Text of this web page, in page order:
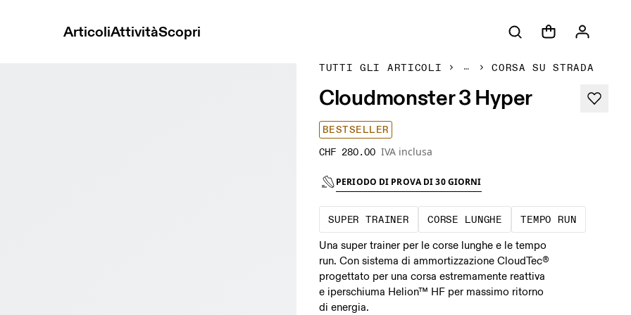
ArticoliAttivitàScopri
TUTTI GLI ARTICOLI CORSA SU STRADA
Cloudmonster 3 Hyper
BESTSELLER
CHF 280.00 IVA inclusa
PERIODO DI PROVA DI 30 GIORNI
SUPER TRAINER
Velocità da giorno di gara e resistenza
CORSE LUNGHE
Corse a ritmo
TEMPO RUN
Corse a
Una super trainer per le corse lunghe e le tempo
run. Con sistema di ammortizzazione CloudTec®
progettato per una corsa estremamente reattiva
e iperschiuma Helion™ HF per massimo ritorno
di energia.